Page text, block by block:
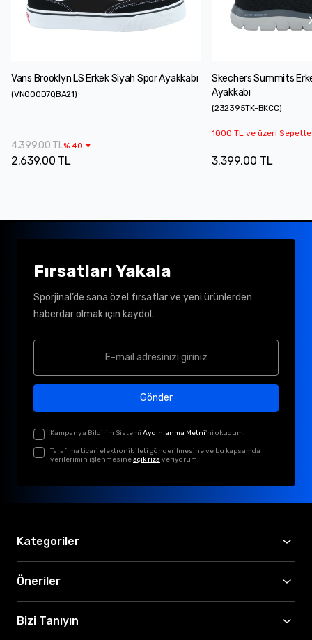
Vans Brooklyn LS Erkek Siyah Spor Ayakkabı
(VN000D7QBA21)
4.399,00 TL% 40
2.639,00 TL
Skechers Summits
Ayakkabı
(232395TK-BKCC)
1000 TL ve üzeri
3.399,00 TL
Fırsatları Yakala
Sporjinal’de sana özel fırsatlar ve yeni ürünlerden
haberdar olmak için kaydol.
Gönder
Kampanya Bildirim Sistemi Aydınlanma Metni'ni okudum.
Tarafıma ticari elektronik ileti gönderilmesine ve bu kapsamda
verilerimin işlenmesineaçık rıza veriyorum.
Kategoriler
Öneriler
Bizi Tanıyın